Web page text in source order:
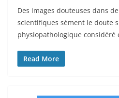
Des images douteuses dans
scientifiques sèment le doute
physiopathologique considéré
Read More